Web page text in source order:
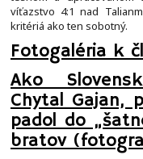
víťazstvo 4:1 nad
kritériá ako ten sobotný.
Fotogaléria k
Ako
Chytal Gajan,
padol do
bratov